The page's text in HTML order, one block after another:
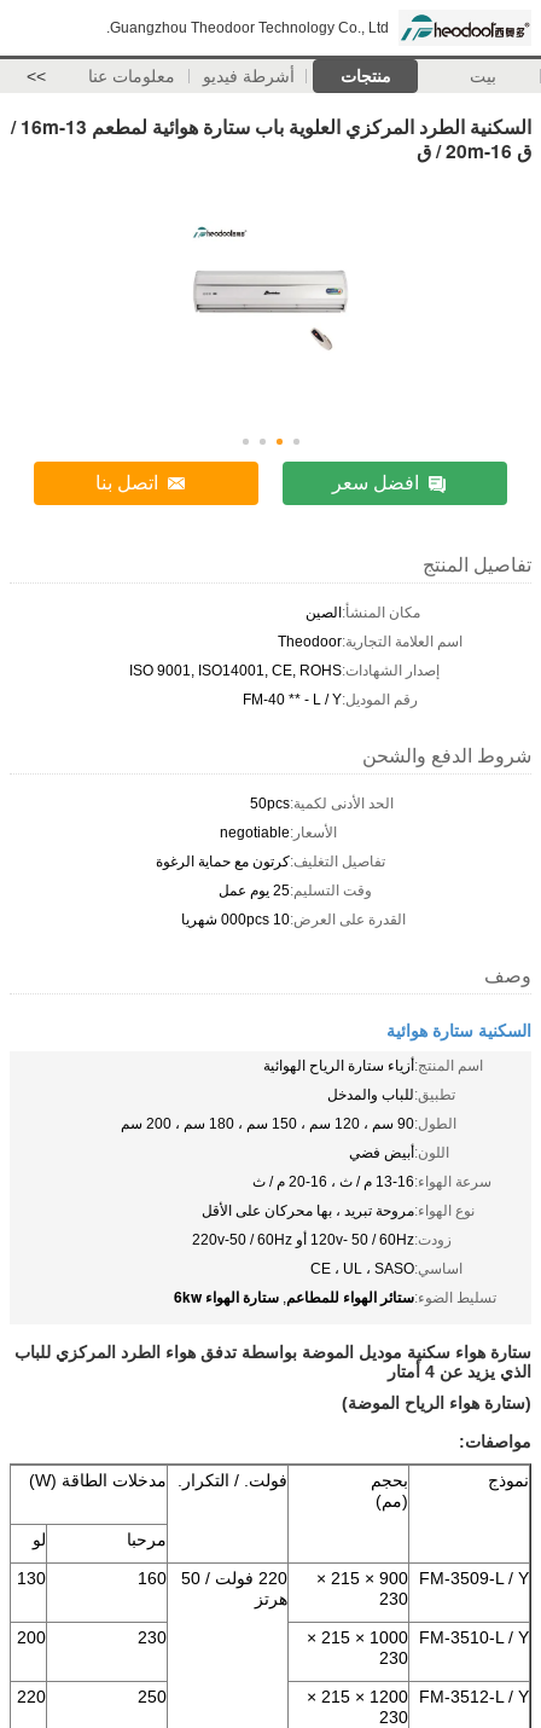
Guangzhou Theodoor Technology Co., Ltd.
بيت منتجات أشرطة فيديو معلومات عنا >>
السكنية الطرد المركزي العلوية باب ستارة هوائية لمطعم 13-16m /
ق 16-20m / ق
افضل سعر اتصل بنا
تفاصيل المنتج
مكان المنشأ:الصين
اسم العلامة التجارية:Theodoor
إصدار الشهادات:ISO 9001, ISO14001, CE, ROHS
رقم الموديل:FM-40 ** - L / Y
شروط الدفع والشحن
الحد الأدنى لكمية:50pcs
الأسعار:negotiable
تفاصيل التغليف:كرتون مع حماية الرغوة
وقت التسليم:25 يوم عمل
القدرة على العرض:10 000pcs شهريا
وصف
السكنية ستارة هوائية
اسم المنتج:أزياء ستارة الرياح الهوائية
تطبيق:للباب والمدخل
الطول:90 سم ، 120 سم ، 150 سم ، 180 سم ، 200 سم
اللون:أبيض فضي
سرعة الهواء:13-16 م / ث ، 16-20 م / ث
نوع الهواء:مروحة تبريد ، بها محركان على الأقل
زودت:120v- 50 / 60Hz أو 220v-50 / 60Hz
اساسي:CE ، UL ، SASO
تسليط الضوء:ستائر الهواء للمطاعم, ستارة الهواء 6kw
ستارة هواء سكنية موديل الموضة بواسطة تدفق هواء الطرد المركزي للباب
الذي يزيد عن 4 أمتار
(ستارة هواء الرياح الموضة)
مواصفات:
نموذج
بحجم
(مم)
فولت. / التكرار. مدخلات الطاقة (W)
مرحبا
لو
FM-3509-L / Y
900 × 215 ×
230
220 فولت / 50
هرتز
160
130
FM-3510-L / Y
1000 × 215 ×
230
230
200
FM-3512-L / Y
1200 × 215 ×
230
250
220